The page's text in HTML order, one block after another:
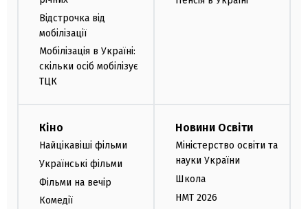
Відстрочка від
мобілізації
Мобілізація в Україні:
скільки осіб мобілізує
ТЦК
Кіно
Найцікавіші фільми
Українські фільми
Фільми на вечір
Комедії
Новини Освіти
Міністерство освіти та
науки України
Школа
НМТ 2026